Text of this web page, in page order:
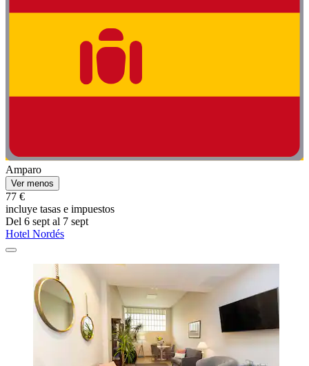
Amparo
Ver menos
77 €
incluye tasas e impuestos
Del 6 sept al 7 sept
Hotel Nordés